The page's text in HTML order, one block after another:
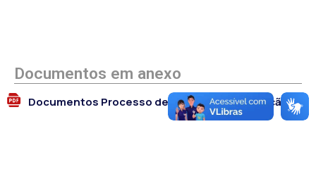
Documentos em anexo
Documentos Processo de Dispensa de Licitação